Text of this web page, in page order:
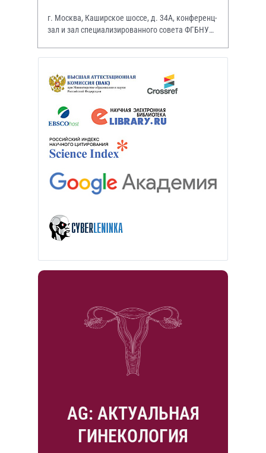
г. Москва, Каширское шоссе, д. 34А, конференц-
зал и зал специализированного совета ФГБНУ
AG: АКТУАЛЬНАЯ
ГИНЕКОЛОГИЯ